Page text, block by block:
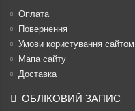
Оплата
Повернення
Умови користування сайтом
Мапа сайту
Доставка
ОБЛІКОВИЙ ЗАПИС